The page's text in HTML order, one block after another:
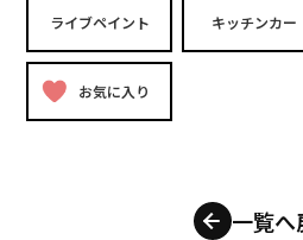
ライブペイント キッチンカー
お気に入り
一覧へ